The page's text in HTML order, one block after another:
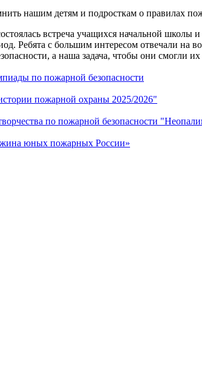
нашим детям и подросткам о правилах
встреча учащихся начальной
Ребята с большим интересом отвечали
а наша задача, чтобы они смогли
по пожарной безопасности
пожарной охраны 2025/2026"
по пожарной безопасности
юных пожарных России»